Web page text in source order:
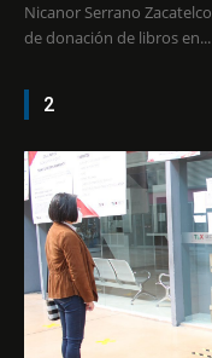
Nicanor Serrano Zacatelco, Tlax. Concluyó con gran éxito la campaña
de donación de libros en...
2